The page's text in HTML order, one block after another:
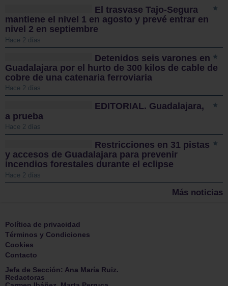
El trasvase Tajo-Segura
mantiene el nivel 1 en agosto y prevé entrar en
nivel 2 en septiembre
Hace 2 días
Detenidos seis varones en
Guadalajara por el hurto de 300 kilos de cable de
cobre de una catenaria ferroviaria
Hace 2 días
EDITORIAL. Guadalajara,
a prueba
Hace 2 días
Restricciones en 31 pistas
y accesos de Guadalajara para prevenir
incendios forestales durante el eclipse
Hace 2 días
Más noticias
Política de privacidad
Términos y Condiciones
Cookies
Contacto
Jefa de Sección: Ana María Ruiz.
Redactoras